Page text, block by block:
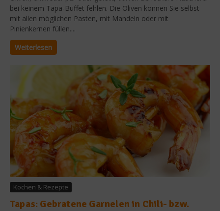
bei keinem Tapa-Buffet fehlen. Die Oliven können Sie selbst
mit allen möglichen Pasten, mit Mandeln oder mit
Pinienkernen füllen....
Weiterlesen
Kochen & Rezepte
Tapas: Gebratene Garnelen in Chili- bzw.